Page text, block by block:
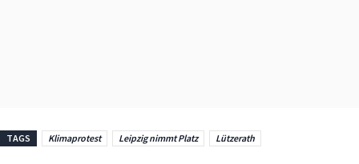
TAGS Klimaprotest Leipzig nimmt Platz Lützerath